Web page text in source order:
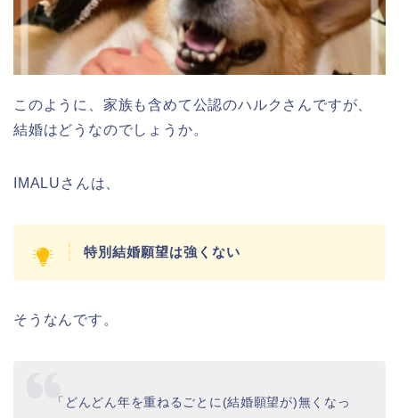
このように、家族も含めて公認のハルクさんですが、
結婚はどうなのでしょうか。
IMALUさんは、
特別結婚願望は強くない
そうなんです。
「どんどん年を重ねるごとに(結婚願望が)無くなっ